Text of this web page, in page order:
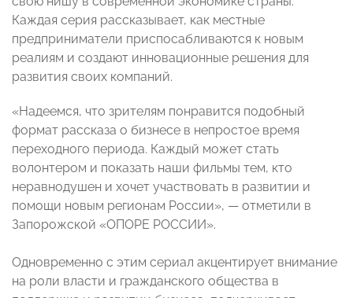
Каждая серия рассказывает, как местные
предприниматели приспосабливаются к новым
реалиям и создают инновационные решения для
развития своих компаний.
«Надеемся, что зрителям понравится подобный
формат рассказа о бизнесе в непростое время
переходного периода. Каждый может стать
волонтером и показать наши фильмы тем, кто
неравнодушен и хочет участвовать в развитии и
помощи новым регионам России», — отметили в
Запорожской «ОПОРЕ РОССИИ».
Одновременно с этим сериал акцентирует внимание
на роли власти и гражданского общества в